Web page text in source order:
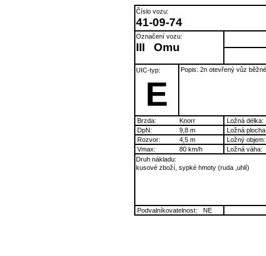
Číslo vozu:
41-09-74
Označení vozu:
III Omu
UIC-typ:
E
Popis: 2n otevřený vůz
Brzda: Knorr
Ložná délka:
DpN:
9,8 m
Ložná
Rozvor:
4,5 m
Ložný objem:
Vmax:
80 km/h
Ložná váha:
Druh nákladu:
kusové zboží, sypké hmoty (ruda ,uhlí)
Podvalníkovatelnost: NE